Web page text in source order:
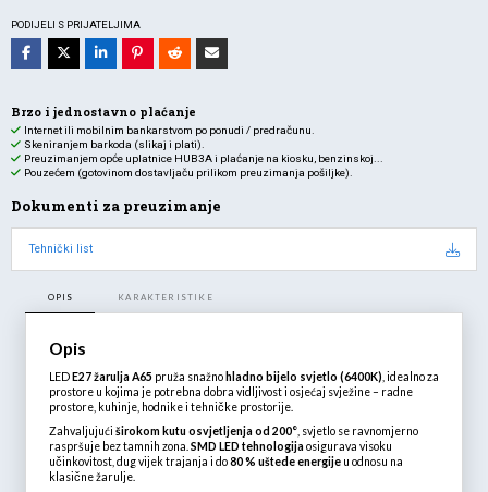
PODIJELI S PRIJATELJIMA
Brzo i jednostavno plaćanje
Internet ili mobilnim bankarstvom po ponudi / predračunu.
Skeniranjem barkoda (slikaj i plati).
Preuzimanjem opće uplatnice HUB3A i plaćanje na kiosku, benzinskoj...
Pouzećem (gotovinom dostavljaču prilikom preuzimanja pošiljke).
Dokumenti za preuzimanje
Tehnički list
OPIS KARAKTERISTIKE
Opis
LEDE27 žarulja A65pruža snažno hladno bijelo svjetlo (6400K) , idealno za
prostore u kojima je potrebna dobra vidljivost i osjećaj svježine – radne
prostore, kuhinje, hodnike i tehničke prostorije.
Zahvaljujući širokom kutu osvjetljenja od 200°, svjetlo se ravnomjerno
raspršuje bez tamnih zona. SMD LED tehnologija osigurava visoku
učinkovitost, dug vijek trajanja i do80 % uštede energijeu odnosu na
klasične žarulje.